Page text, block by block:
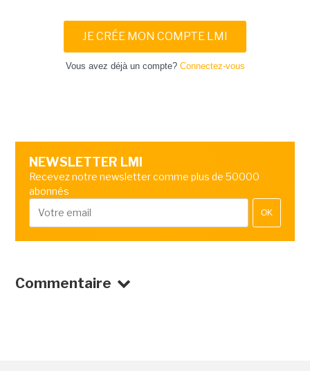
JE CRÉE MON COMPTE LMI
Vous avez déjà un compte? Connectez-vous
NEWSLETTER LMI
Recevez notre newsletter comme plus de 50000
abonnés
OK
Commentaire